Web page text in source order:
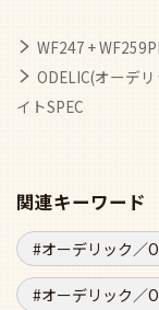
WF247 +
ODELIC(オーデ
イトSPEC
関連キーワード
オーデリック／
オーデリック／